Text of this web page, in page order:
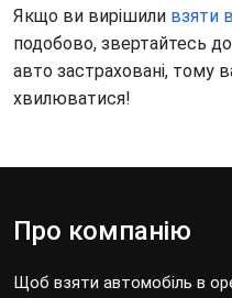
Якщо ви вирішили взяти
подобово, звертайтесь до
авто застраховані, тому
хвилюватися!
Про компанію
Щоб взяти автомобіль в